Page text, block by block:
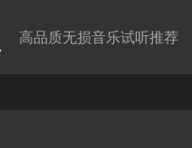
高品质无损音乐试听推荐